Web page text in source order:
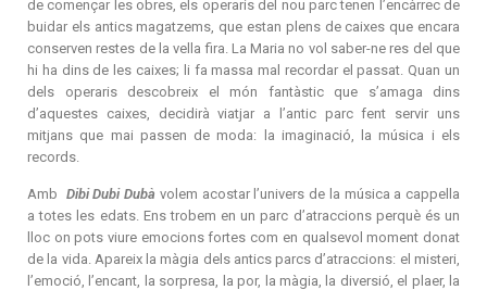
de començar les obres, els operaris del nou parc tenen l’encàrrec de
buidar els antics magatzems, que estan plens de caixes que encara
conserven restes de la vella fira. La Maria no vol saber-ne res del que
hi ha dins de les caixes; li fa massa mal recordar el passat. Quan un
dels operaris descobreix el món fantàstic que s’amaga dins
d’aquestes caixes, decidirà viatjar a l’antic parc fent servir uns
mitjans que mai passen de moda: la imaginació, la música i els
records.
Amb Dibi Dubi Dubà volem acostar l’univers de la música a cappella
a totes les edats. Ens trobem en un parc d’atraccions perquè és un
lloc on pots viure emocions fortes com en qualsevol moment donat
de la vida. Apareix la màgia dels antics parcs d’atraccions: el misteri,
l’emoció, l’encant, la sorpresa, la por, la màgia, la diversió, el plaer, la